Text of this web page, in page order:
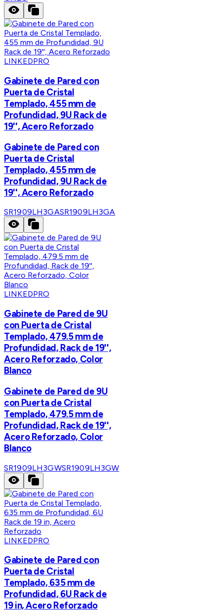
LINKEDPRO
Gabinete de Pared con
Puerta de Cristal
Templado, 455 mm de
Profundidad, 9U Rack de
19'', Acero Reforzado
Gabinete de Pared con
Puerta de Cristal
Templado, 455 mm de
Profundidad, 9U Rack de
19'', Acero Reforzado
SR1909LH3GASR1909LH3GA
LINKEDPRO
Gabinete de Pared de 9U
con Puerta de Cristal
Templado, 479.5 mm de
Profundidad, Rack de 19'',
Acero Reforzado, Color
Blanco
Gabinete de Pared de 9U
con Puerta de Cristal
Templado, 479.5 mm de
Profundidad, Rack de 19'',
Acero Reforzado, Color
Blanco
SR1909LH3GWSR1909LH3GW
LINKEDPRO
Gabinete de Pared con
Puerta de Cristal
Templado, 635 mm de
Profundidad, 6U Rack de
19 in, Acero Reforzado